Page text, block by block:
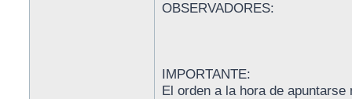
OBSERVADORES:
IMPORTANTE:
El orden a la hora de